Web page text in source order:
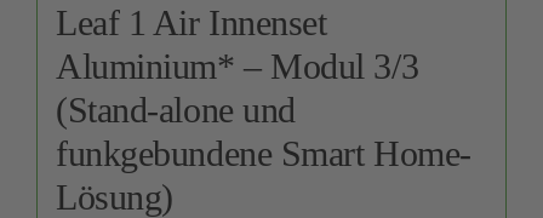
Leaf 1 Air Innenset
Aluminium* – Modul 3/3
(Stand-alone und
funkgebundene Smart Home-
Lösung)